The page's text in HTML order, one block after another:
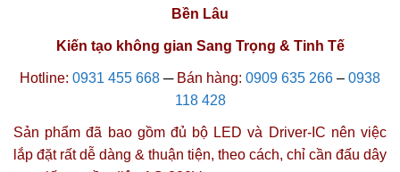
Bền Lâu
Kiến tạo không gian Sang Trọng & Tinh Tế
Hotline: 0931 455 668 ─Bán hàng: 0909 635 266 – 0938
118 428
Sản phẩm đã bao gồm đủ bộ LED và Driver-IC nên việc
lắp đặt rất dễ dàng & thuận tiện, theo cách, chỉ cần đấu dây